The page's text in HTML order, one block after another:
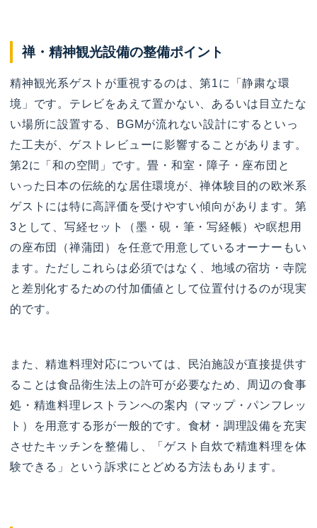
禅・精神観光設備の整備ポイント
精神観光系ゲストが重視するのは、第1に「静粛な環
境」です。テレビをあえて置かない、あるいは目立たな
い場所に設置する、BGMが流れない設計にするといっ
た工夫が、ゲストレビューに影響することがあります。
第2に「和の空間」です。畳・和室・障子・座布団と
いった日本の伝統的な居住環境が、禅体験目的の欧米系
ゲストには特に高評価を受けやすい傾向があります。第
3として、写経セット（墨・硯・筆・写経帳）や瞑想用
の座布団（禅蒲団）を任意で用意しているオーナーもい
ます。ただしこれらは必須ではなく、地域の宿坊・寺院
と差別化するための付加価値として位置付けるのが現実
的です。
また、精進料理対応については、民泊施設が直接提供す
ることは食品衛生法上の許可が必要なため、周辺の食事
処・精進料理レストランへの案内（マップ・パンフレッ
ト）を用意する形が一般的です。食材・調理設備を充実
させたキッチンを整備し、「ゲスト自炊で精進料理を体
験できる」という訴求にとどめる方法もあります。